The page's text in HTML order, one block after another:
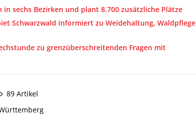
sechs Bezirken und plant 8.700 zusätzliche Plätze
Schwarzwald informiert zu Weidehaltung, Waldpflege
zu grenzüberschreitenden Fragen mit
89 Artikel